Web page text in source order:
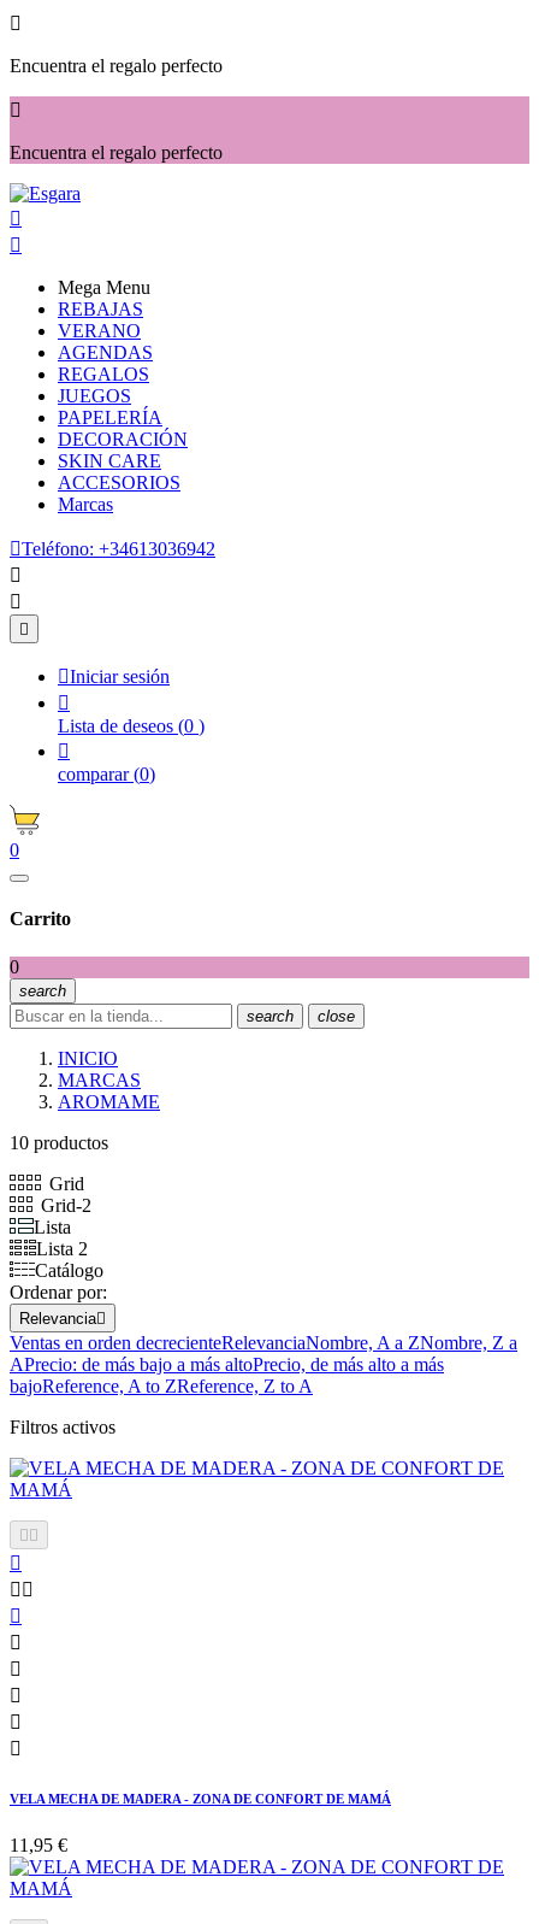

Encuentra el regalo perfecto

Encuentra el regalo perfecto


Mega Menu
REBAJAS
VERANO
AGENDAS
REGALOS
JUEGOS
PAPELERÍA
DECORACIÓN
SKIN CARE
ACCESORIOS
Marcas
Teléfono: +34613036942



Iniciar sesión

Lista de deseos (0 )

comparar (0)
0
Carrito
0
search
search
close
INICIO
MARCAS
AROMAME
10 productos
Grid
Grid-2
Lista
Lista 2
Catálogo
Ordenar por:
Relevancia
Ventas en orden decrecienteRelevanciaNombre, A a ZNombre, Z a
APrecio: de más bajo a más altoPrecio, de más alto a más
bajoReference, A to ZReference, Z to A
Filtros activos


 






VELA MECHA DE MADERA - ZONA DE CONFORT DE MAMÁ
11,95 €